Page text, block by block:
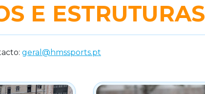
E ESTRUTURAS
geral@hmssports.pt